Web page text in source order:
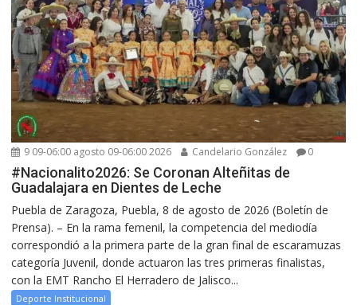
9 09-06:00 agosto 09-06:00 2026 Candelario González 0
#Nacionalito2026: Se Coronan Alteñitas de
Guadalajara en Dientes de Leche
Puebla de Zaragoza, Puebla, 8 de agosto de 2026 (Boletín de
Prensa). – En la rama femenil, la competencia del mediodía
correspondió a la primera parte de la gran final de escaramuzas
categoría Juvenil, donde actuaron las tres primeras finalistas,
con la EMT Rancho El Herradero de Jalisco...
Deporte Institucional